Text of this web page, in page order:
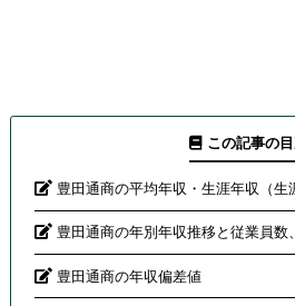
この記事の
豊田通商の平均年収・生涯年収（生
豊田通商の年別年収推移と従業員数
豊田通商の年収偏差値